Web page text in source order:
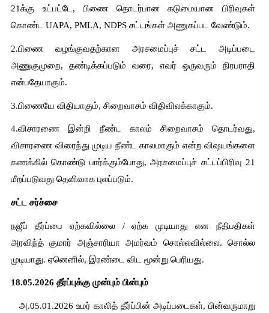
21க்கு உட்பட்டே, பிணை தொடர்பான கடுமையான பிரிவுகள்
கொண்ட UAPA, PMLA, NDPS சட்டங்கள் அணுகப்பட வேண்டும்.
2.பிணை வழங்குவதற்கான அரசமைப்புச் சட்ட அடிப்படை
அணுகுமுறை, தண்டிக்கப்படும் வரை, எவர் ஒருவரும் நிரபராதி
என்பதேயாகும்.
3.பிணையே விதியாகும், சிறைவாசம் விதிவிலக்காகும்.
4.விசாரணை இன்றி நீண்ட காலம் சிறைவாசம் தொடர்வது,
விசாரணை விரைந்து முடிய நீண்ட காலமாகும் என்ற விஷயங்களை
கணக்கில் கொண்டு பார்க்கும்போது, அரசமைப்புச் சட்டப்பிரிவு 21
மீறப்படுவது தெளிவாக புலப்படும்.
சட்ட சர்ச்சை
நஜீப் தீர்ப்பை ஏற்கவில்லை / ஏற்க முடியாது என நீதிபதிகள்
அரவிந்த் குமார் அஞ்சாரியா அமர்வம் சொல்லவில்லை. சொல்ல
முடியாது. ஏனெனில், இரண்டை விட மூன்று பெரியது.
18.05.2026 தீர்ப்புக்கு முன்பும் பின்பும்
   அ.05.01.2026 உமர் காலித் தீர்ப்பின் அடிப்படைகள், பின்வருமாறு